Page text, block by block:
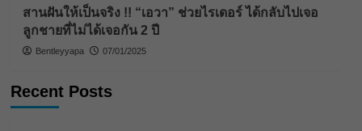
สานฝันให้เป็นจริง !! “เอวา” ช่วยไรเดอร์ ได้กลับไปเจอ
ลูกชายที่ไม่ได้เจอกัน 2 ปี
Bentleyyapa 07/01/2025
Recent Posts